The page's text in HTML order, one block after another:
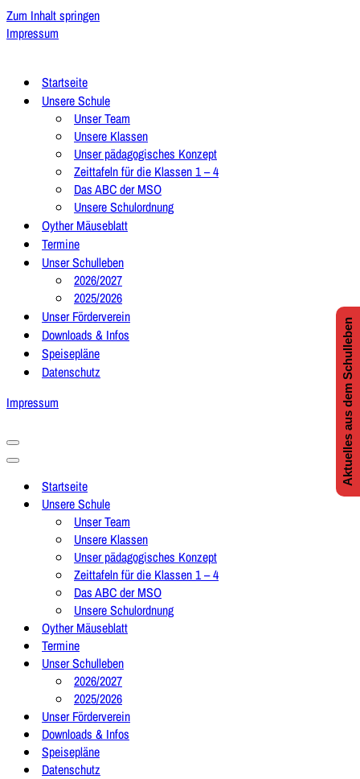
Zum Inhalt springen
Impressum
Startseite
Unsere Schule
Unser Team
Unsere Klassen
Unser pädagogisches Konzept
Zeittafeln für die Klassen 1 – 4
Das ABC der MSO
Unsere Schulordnung
Oyther Mäuseblatt
Termine
Unser Schulleben
2026/2027
2025/2026
Unser Förderverein
Downloads & Infos
Speisepläne
Datenschutz
Impressum
Navigationsmenü
Navigationsmenü
Startseite
Unsere Schule
Unser Team
Unsere Klassen
Unser pädagogisches Konzept
Zeittafeln für die Klassen 1 – 4
Das ABC der MSO
Unsere Schulordnung
Oyther Mäuseblatt
Termine
Unser Schulleben
2026/2027
2025/2026
Unser Förderverein
Downloads & Infos
Speisepläne
Datenschutz
Aktuelles aus dem Schulleben